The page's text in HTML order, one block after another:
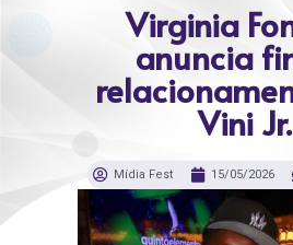
Virginia
anuncia
Vini Jr.
Mídia Fest 15/05/2026